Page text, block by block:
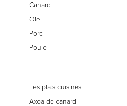
Canard
Oie
Porc
Poule
Les plats cuisinés
Axoa de canard